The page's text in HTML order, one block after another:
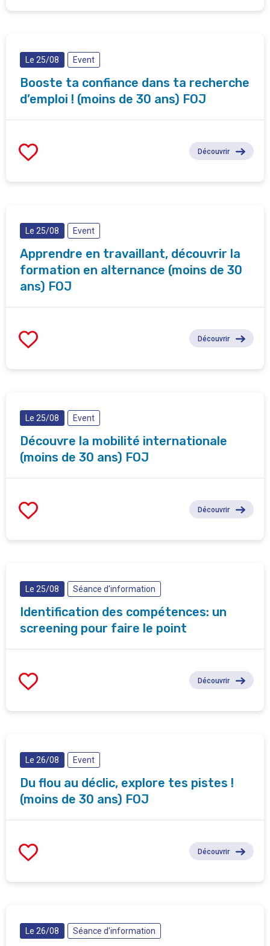
Le 25/08 Event
Booste ta confiance dans ta recherche
d’emploi ! (moins de 30 ans) FOJ
Découvrir
Le 25/08 Event
Apprendre en travaillant, découvrir la
formation en alternance (moins de 30
ans) FOJ
Découvrir
Le 25/08 Event
Découvre la mobilité internationale
(moins de 30 ans) FOJ
Découvrir
Le 25/08 Séance d'information
Identification des compétences: un
screening pour faire le point
Découvrir
Le 26/08 Event
Du flou au déclic, explore tes pistes !
(moins de 30 ans) FOJ
Découvrir
Le 26/08 Séance d'information